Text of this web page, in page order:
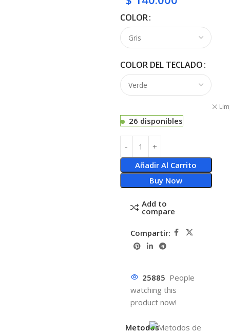
COLOR
COLOR DEL TECLADO
26 disponibles
Añadir Al Carrito
Buy Now
Add to
compare
Compartir:
25885 People
watching this
product now!
Metodos